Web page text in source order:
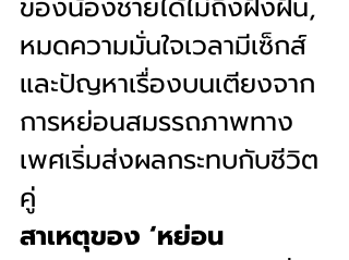
หมดความมั่นใจเวลามีเซ็กส์
และปัญหาเรื่องบนเตียงจาก
การหย่อนสมรรถภาพทาง
เพศเริ่มส่งผลกระทบกับชีวิต
คู่
สาเหตุของ ‘หย่อน